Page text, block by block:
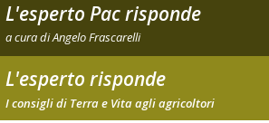
L'esperto Pac risponde
a cura di Angelo Frascarelli
L'esperto risponde
I consigli di Terra e Vita agli agricoltori